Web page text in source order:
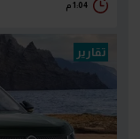
1:04 م
تقارير